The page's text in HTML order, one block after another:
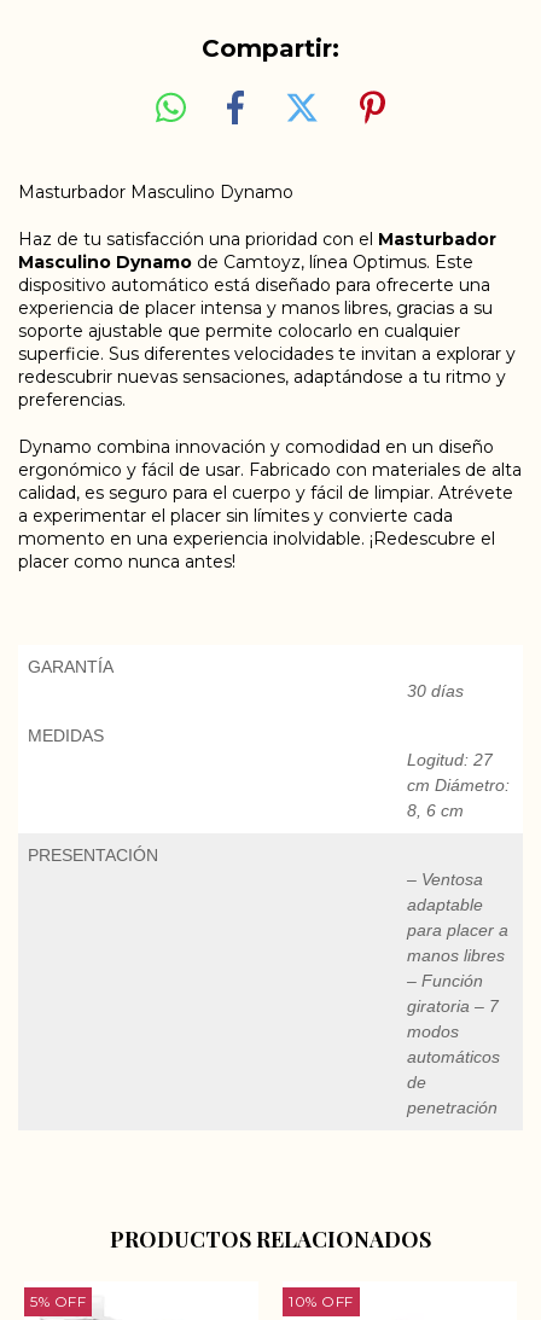
Compartir:
Masturbador Masculino Dynamo
Haz de tu satisfacción una prioridad con el Masturbador
Masculino Dynamo de Camtoyz, línea Optimus. Este
dispositivo automático está diseñado para ofrecerte una
experiencia de placer intensa y manos libres, gracias a su
soporte ajustable que permite colocarlo en cualquier
superficie. Sus diferentes velocidades te invitan a explorar y
redescubrir nuevas sensaciones, adaptándose a tu ritmo y
preferencias.
Dynamo combina innovación y comodidad en un diseño
ergonómico y fácil de usar. Fabricado con materiales de alta
calidad, es seguro para el cuerpo y fácil de limpiar. Atrévete
a experimentar el placer sin límites y convierte cada
momento en una experiencia inolvidable. ¡Redescubre el
placer como nunca antes!
GARANTÍA
30 días
MEDIDAS
Logitud: 27
cm Diámetro:
8, 6 cm
PRESENTACIÓN
– Ventosa
adaptable
para placer a
manos libres
– Función
giratoria – 7
modos
automáticos
de
penetración
PRODUCTOS RELACIONADOS
5% OFF 10% OFF